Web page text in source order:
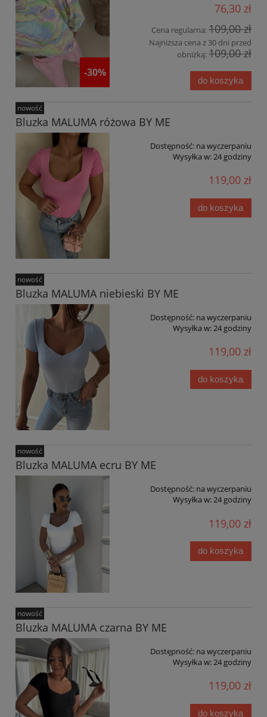
-30%
76,30 zł
Cena regularna:109,00 zł
Najniższa cena z 30 dni przed
obniżką:109,00 zł
do koszyka
Bluzka MALUMA różowa BY ME
Dostępność: na wyczerpaniu
Wysyłka w:24 godziny
119,00 zł
do koszyka
nowość
Bluzka MALUMA niebieski BY ME
Dostępność: na wyczerpaniu
Wysyłka w:24 godziny
119,00 zł
do koszyka
nowość
Bluzka MALUMA ecru BY ME
Dostępność: na wyczerpaniu
Wysyłka w:24 godziny
119,00 zł
do koszyka
nowość
Bluzka MALUMA czarna BY ME
Dostępność: na wyczerpaniu
Wysyłka w:24 godziny
119,00 zł
do koszyka
nowość